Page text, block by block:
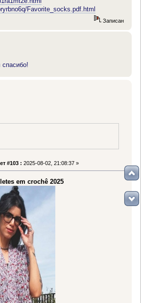
Favorite_socks.pdf.html
Записан
спасибо!
#103 : 2025-08-02, 21:08:37 »
em crochê 2025